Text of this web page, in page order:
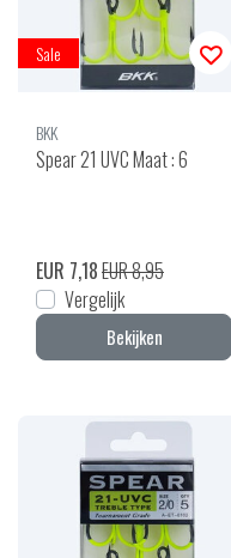
Sale
BKK
Spear 21 UVC Maat : 6
EUR 7,18EUR 8,95
Vergelijk
Bekijken